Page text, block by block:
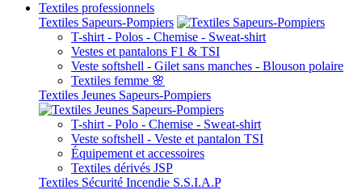
Textiles professionnels
Textiles Sapeurs-Pompiers
T-shirt - Polos - Chemise - Sweat-shirt
Vestes et pantalons F1 & TSI
Veste softshell - Gilet sans manches - Blouson polaire
Textiles femme 🌸
Textiles Jeunes Sapeurs-Pompiers
T-shirt - Polo - Chemise - Sweat-shirt
Veste softshell - Veste et pantalon TSI
Équipement et accessoires
Textiles dérivés JSP
Textiles Sécurité Incendie S.S.I.A.P